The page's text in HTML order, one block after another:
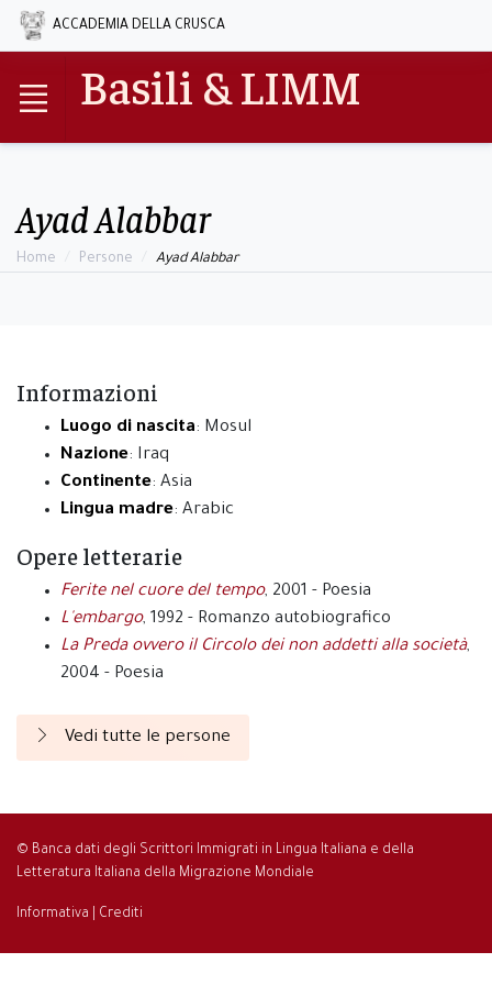
ACCADEMIA DELLA CRUSCA
Basili & LIMM
Ayad Alabbar
Home Persone Ayad Alabbar
Informazioni
Luogo di nascita: Mosul
Nazione: Iraq
Continente: Asia
Lingua madre: Arabic
Opere letterarie
Ferite nel cuore del tempo, 2001 - Poesia
L'embargo, 1992 - Romanzo autobiografico
La Preda ovvero il Circolo dei non addetti alla società,
2004 - Poesia
Vedi tutte le persone
© Banca dati degli Scrittori Immigrati in Lingua Italiana e della
Letteratura Italiana della Migrazione Mondiale
Informativa Crediti